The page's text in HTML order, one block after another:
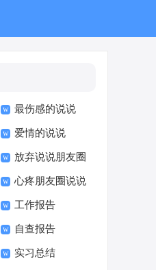
最伤感的说说
爱情的说说
放弃说说朋友圈
心疼朋友圈说说
句子工作报告
自查报告
实习总结